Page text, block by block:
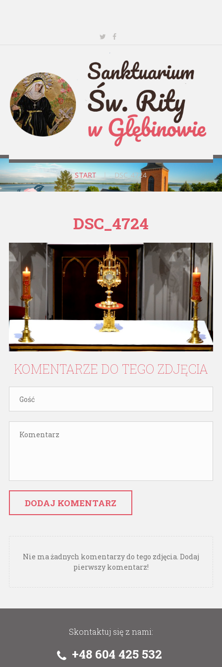
START | DSC_4724
DSC_4724
KOMENTARZE DO TEGO ZDJĘCIA
DODAJ KOMENTARZ
Nie ma żadnych komentarzy do tego zdjęcia. Dodaj
pierwszy komentarz!
Skontaktuj się z nami:
+48 604 425 532